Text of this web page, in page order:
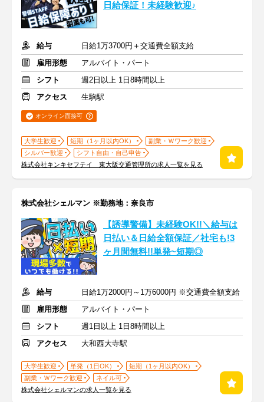
日給保証！未経験歓迎♪
給与
日給1万3700円＋交通費全額支給
雇用形態
アルバイト・パート
シフト
週2日以上 1日8時間以上
アクセス
生駒駅
オンライン面接可
大学生歓迎 短期（1ヶ月以内OK）
副業・Ｗワーク歓迎
シルバー歓迎
シフト自由・自己申告
株式会社キンキセフテイ 東大阪交通管理所の求人一覧を見る
株式会社シェルマン ※勤務地：奈良市
【誘導警備】未経験OK!!＼給与は
日払い＆日給全額保証／社宅も!3
ヶ月間無料!!単発~短期◎
給与
日給1万2000円～1万6000円 ※交通費全額支給
雇用形態
アルバイト・パート
シフト
週1日以上 1日8時間以上
アクセス
大和西大寺駅
大学生歓迎 単発（1日OK）
短期（1ヶ月以内OK）
副業・Ｗワーク歓迎
ネイル可
株式会社シェルマンの求人一覧を見る